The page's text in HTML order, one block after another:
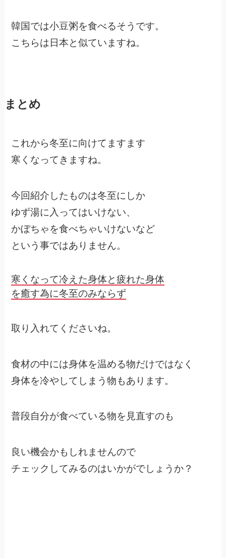
韓国では小豆粥を食べるそうです。
こちらは日本と似ていますね。
まとめ
これから冬至に向けてますます
寒くなってきますね。
今回紹介したものは冬至にしか
ゆず湯に入ってはいけない、
かぼちゃを食べちゃいけないなど
という事ではありません。
寒くなって冷えた身体と疲れた身体
を癒す為に冬至のみならず
取り入れてくださいね。
食材の中には身体を温める物だけではなく
身体を冷やしてしまう物もあります。
普段自分が食べている物を見直すのも
良い機会かもしれませんので
チェックしてみるのはいかがでしょうか？